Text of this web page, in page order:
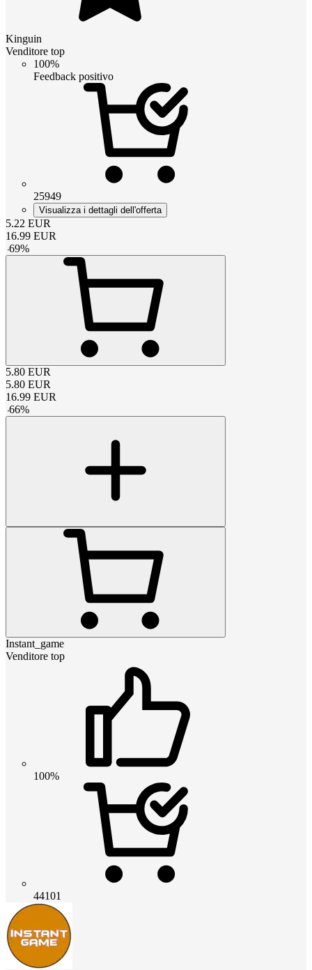
Kinguin
Venditore top
100%
Feedback positivo
25949
Visualizza i dettagli dell'offerta
5.22 EUR
16.99 EUR
-69%
5.80 EUR
5.80 EUR
16.99 EUR
-66%
Instant_game
Venditore top
100%
44101